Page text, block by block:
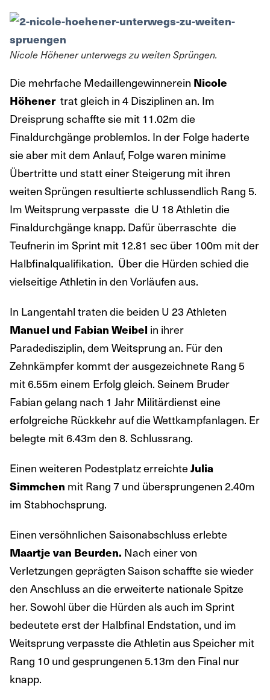
Nicole Höhener unterwegs zu weiten Sprüngen.
Die mehrfache Medaillengewinnerein Nicole
Höhener trat gleich in 4 Disziplinen an. Im
Dreisprung schaffte sie mit 11.02m die
Finaldurchgänge problemlos. In der Folge haderte
sie aber mit dem Anlauf, Folge waren minime
Übertritte und statt einer Steigerung mit ihren
weiten Sprüngen resultierte schlussendlich Rang 5.
Im Weitsprung verpasste die U 18 Athletin die
Finaldurchgänge knapp. Dafür überraschte die
Teufnerin im Sprint mit 12.81 sec über 100m mit der
Halbfinalqualifikation. Über die Hürden schied die
vielseitige Athletin in den Vorläufen aus.
In Langentahl traten die beiden U 23 Athleten
Manuel und Fabian Weibel in ihrer
Paradedisziplin, dem Weitsprung an. Für den
Zehnkämpfer kommt der ausgezeichnete Rang 5
mit 6.55m einem Erfolg gleich. Seinem Bruder
Fabian gelang nach 1 Jahr Militärdienst eine
erfolgreiche Rückkehr auf die Wettkampfanlagen. Er
belegte mit 6.43m den 8. Schlussrang.
Einen weiteren Podestplatz erreichteJulia
Simmchen mit Rang 7 und übersprungenen 2.40m
im Stabhochsprung.
Einen versöhnlichen Saisonabschluss erlebte
Maartje van Beurden. Nach einer von
Verletzungen geprägten Saison schaffte sie wieder
den Anschluss an die erweiterte nationale Spitze
her. Sowohl über die Hürden als auch im Sprint
bedeutete erst der Halbfinal Endstation, und im
Weitsprung verpasste die Athletin aus Speicher mit
Rang 10 und gesprungenen 5.13m den Final nur
knapp.